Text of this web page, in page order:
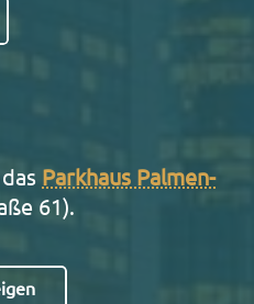
Park­haus Pal­men­
61).